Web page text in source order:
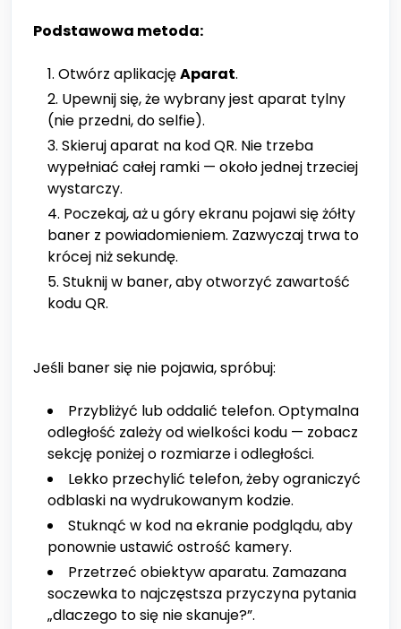
Podstawowa metoda:
Otwórz aplikacjęAparat.
Upewnij się, że wybrany jest aparat tylny
(nie przedni, do selfie).
Skieruj aparat na kod QR. Nie trzeba
wypełniać całej ramki — około jednej trzeciej
wystarczy.
Poczekaj, aż u góry ekranu pojawi się żółty
baner z powiadomieniem. Zazwyczaj trwa to
krócej niż sekundę.
Stuknij w baner, aby otworzyć zawartość
kodu QR.
Jeśli baner się nie pojawia, spróbuj:
Przybliżyć lub oddalić telefon. Optymalna
odległość zależy od wielkości kodu — zobacz
sekcję poniżej o rozmiarze i odległości.
Lekko przechylić telefon, żeby ograniczyć
odblaski na wydrukowanym kodzie.
Stuknąć w kod na ekranie podglądu, aby
ponownie ustawić ostrość kamery.
Przetrzeć obiektyw aparatu. Zamazana
soczewka to najczęstsza przyczyna pytania
„dlaczego to się nie skanuje?”.